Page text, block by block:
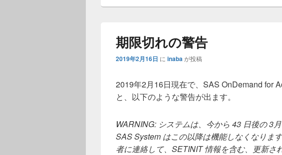
期限切れの警告
2019年2月16日 に inabaが投稿
2019年2月16日現在で、SAS OnDemand for
と、以下のような警告が出ます。
WARNING: システムは、今から 43 日後の 3
SAS System はこの以降は機能しなくなりま
者に連絡して、SETINIT 情報を含む、更新さ